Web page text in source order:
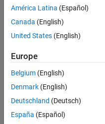
Version History
América Latina (Español)
Canada (English)
United States (English)
Europe
Belgium (English)
Denmark (English)
Deutschland (Deutsch)
España (Español)